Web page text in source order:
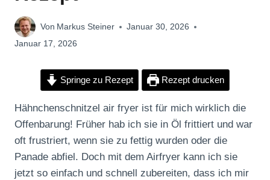
Von Markus Steiner
Januar 30, 2026
Januar 17, 2026
Springe zu Rezept Rezept drucken
Hähnchenschnitzel air fryer ist für mich wirklich die
Offenbarung! Früher hab ich sie in Öl frittiert und war
oft frustriert, wenn sie zu fettig wurden oder die
Panade abfiel. Doch mit dem Airfryer kann ich sie
jetzt so einfach und schnell zubereiten, dass ich mir